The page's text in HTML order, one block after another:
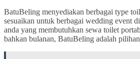
BatuBeling menyediakan berbagai type
sesuaikan untuk berbagai wedding event
anda yang membutuhkan sewa toilet
bahkan bulanan, BatuBeling adalah